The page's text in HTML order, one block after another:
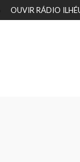
OUVIR RÁDIO